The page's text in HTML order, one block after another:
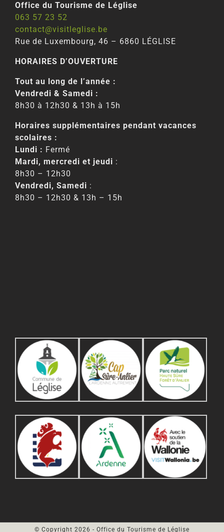
Office du Tourisme de Léglise
063 57 23 52
contact@visitleglise.be
Rue de Luxembourg, 46 – 6860 LÉGLISE
HORAIRES D’OUVERTURE
Tout au long de l’année :
Vendredi & Samedi :
8h30 à 12h30 & 13h à 15h
Horaires supplémentaires pendant vacances
scolaires :
Lundi : Fermé
Mardi, mercredi et jeudi :
8h30 – 12h30
Vendredi, Samedi :
8h30 – 12h30 & 13h – 15h
© Copyright 2026 - Office du Tourisme de Léglise